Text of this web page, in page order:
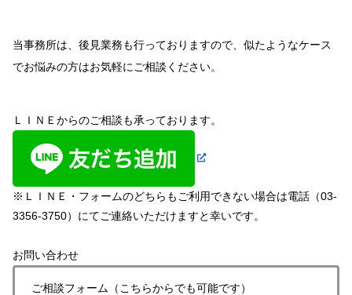
当事務所は、後見業務も行っておりますので、似たようなケース
でお悩みの方はお気軽にご相談ください。
ＬＩＮＥからのご相談も承っております。
※ＬＩＮＥ・フォームのどちらもご利用できない場合は電話（03-
3356-3750）にてご連絡いただけますと幸いです。
お問い合わせ
ご相談フォーム（こちらからでも可能です）